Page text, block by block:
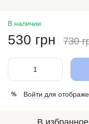
В наличии
530 грн 730
% Войти для
В избранное